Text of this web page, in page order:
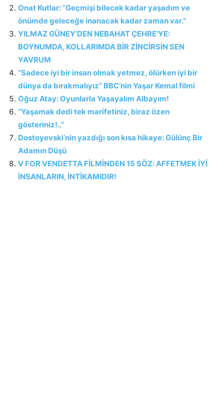
Onat Kutlar: “Geçmişi bilecek kadar yaşadım ve
önümde geleceğe inanacak kadar zaman var.”
YILMAZ GÜNEY’DEN NEBAHAT ÇEHRE’YE:
BOYNUMDA, KOLLARIMDA BİR ZİNCİRSİN SEN
YAVRUM
“Sadece iyi bir insan olmak yetmez, ölürken iyi bir
dünya da bırakmalıyız” BBC’nin Yaşar Kemal filmi
Oğuz Atay: Oyunlarla Yaşayalım Albayım!
“Yaşamak dedi tek marifetiniz, biraz özen
gösteriniz!..”
Dostoyevski’nin yazdığı son kısa hikaye: Gülünç Bir
Adamın Düşü
V FOR VENDETTA FİLMİNDEN 15 SÖZ: AFFETMEK İYİ
İNSANLARIN, İNTİKAMIDIR!